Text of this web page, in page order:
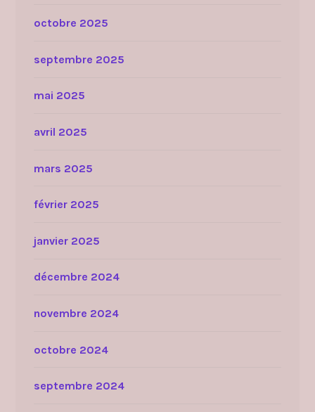
octobre 2025
septembre 2025
mai 2025
avril 2025
mars 2025
février 2025
janvier 2025
décembre 2024
novembre 2024
octobre 2024
septembre 2024